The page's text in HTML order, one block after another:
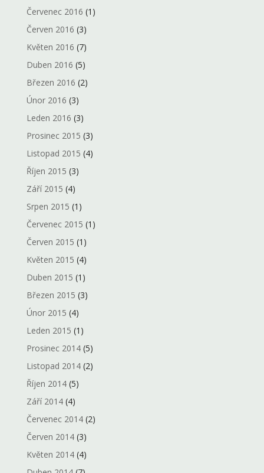
Červenec 2016 (1)
Červen 2016 (3)
Květen 2016 (7)
Duben 2016 (5)
Březen 2016 (2)
Únor 2016 (3)
Leden 2016 (3)
Prosinec 2015 (3)
Listopad 2015 (4)
Říjen 2015 (3)
Září 2015 (4)
Srpen 2015 (1)
Červenec 2015 (1)
Červen 2015 (1)
Květen 2015 (4)
Duben 2015 (1)
Březen 2015 (3)
Únor 2015 (4)
Leden 2015 (1)
Prosinec 2014(5)
Listopad 2014(2)
Říjen 2014(5)
Září 2014(4)
Červenec 2014(2)
Červen 2014(3)
Květen 2014(4)